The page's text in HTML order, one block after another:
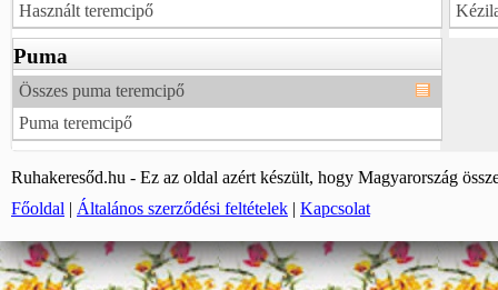
Használt teremcipő
Puma
Összes puma teremcipő
Puma teremcipő
Ruhakeresőd.hu - Ez az oldal azért készült, hogy Magyarország
Főoldal | Általános szerződési feltételek | Kapcsolat